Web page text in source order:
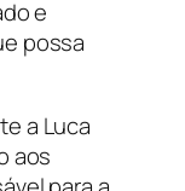
e
possa
a Luca
aos